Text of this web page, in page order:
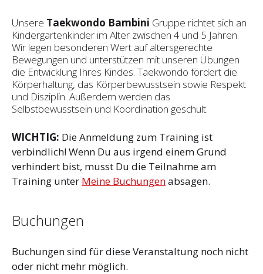
Unsere Taekwondo Bambini Gruppe richtet sich an
Kindergartenkinder im Alter zwischen 4 und 5 Jahren.
Wir legen besonderen Wert auf altersgerechte
Bewegungen und unterstützen mit unseren Übungen
die Entwicklung Ihres Kindes. Taekwondo fördert die
Körperhaltung, das Körperbewusstsein sowie Respekt
und Disziplin. Außerdem werden das
Selbstbewusstsein und Koordination geschult.
WICHTIG: Die Anmeldung zum Training ist
verbindlich! Wenn Du aus irgend einem Grund
verhindert bist, musst Du die Teilnahme am
Training unter Meine Buchungenabsagen.
Buchungen
Buchungen sind für diese Veranstaltung noch nicht
oder nicht mehr möglich.